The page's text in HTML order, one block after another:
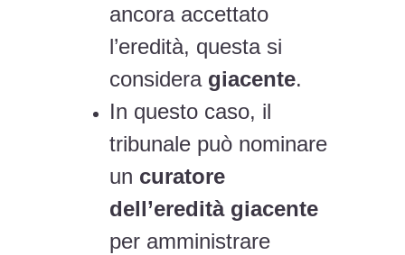
ancora accettato
l’eredità, questa si
considera giacente.
In questo caso, il
tribunale può nominare
un curatore
dell’eredità giacente
per amministrare